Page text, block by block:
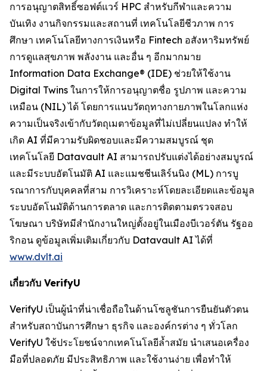
การอนุญาตสิทธิ์ซอฟต์แวร์ HPC สำหรับกีฬาและความ
บันเทิง งานกิจกรรมและสถานที่ เทคโนโลยีชีวภาพ การ
ศึกษา เทคโนโลยีทางการเงินหรือ Fintech อสังหาริมทรัพย์
การดูแลสุขภาพ พลังงาน และอื่น ๆ อีกมากมาย
Information Data Exchange® (IDE) ช่วยให้ใช้งาน
Digital Twins ในการให้การอนุญาตชื่อ รูปภาพ และความ
เหมือน (NIL) ได้ โดยการแนบวัตถุทางกายภาพในโลกแห่ง
ความเป็นจริงเข้ากับวัตถุเมตาข้อมูลที่ไม่เปลี่ยนแปลง ทำให้
เกิด AI ที่มีความรับผิดชอบและมีความสมบูรณ์ ชุด
เทคโนโลยี Datavault AI สามารถปรับแต่งได้อย่างสมบูรณ์
และมีระบบอัตโนมัติ AI และแมชชีนเลิร์นนิง (ML) การบู
รณาการกับบุคคลที่สาม การวิเคราะห์โดยละเอียดและข้อมูล
ระบบอัตโนมัติด้านการตลาด และการติดตามตรวจสอบ
โฆษณา บริษัทมีสำนักงานใหญ่ตั้งอยู่ในเมืองบีเวอร์ตัน รัฐออ
ริกอน ดูข้อมูลเพิ่มเติมเกี่ยวกับ Datavault AI ได้ที่
www.dvlt.ai
เกี่ยวกับ VerifyU
VerifyU เป็นผู้นำที่น่าเชื่อถือในด้านโซลูชันการยืนยันตัวตน
สำหรับสถาบันการศึกษา ธุรกิจ และองค์กรต่าง ๆ ทั่วโลก
VerifyU ใช้ประโยชน์จากเทคโนโลยีล้ำสมัย นำเสนอเครื่อง
มือที่ปลอดภัย มีประสิทธิภาพ และใช้งานง่าย เพื่อทำให้